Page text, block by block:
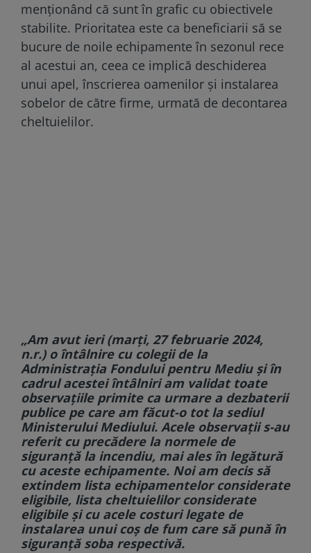
menționând că sunt în grafic cu obiectivele
stabilite. Prioritatea este ca beneficiarii să se
bucure de noile echipamente în sezonul rece
al acestui an, ceea ce implică deschiderea
unui apel, înscrierea oamenilor și instalarea
sobelor de către firme, urmată de decontarea
cheltuielilor.
„Am avut ieri (marţi, 27 februarie 2024,
n.r.) o întâlnire cu colegii de la
Administraţia Fondului pentru Mediu şi în
cadrul acestei întâlniri am validat toate
observaţiile primite ca urmare a dezbaterii
publice pe care am făcut-o tot la sediul
Ministerului Mediului. Acele observaţii s-au
referit cu precădere la normele de
siguranţă la incendiu, mai ales în legătură
cu aceste echipamente. Noi am decis să
extindem lista echipamentelor considerate
eligibile, lista cheltuielilor considerate
eligibile şi cu acele costuri legate de
instalarea unui coş de fum care să pună în
siguranţă soba respectivă.